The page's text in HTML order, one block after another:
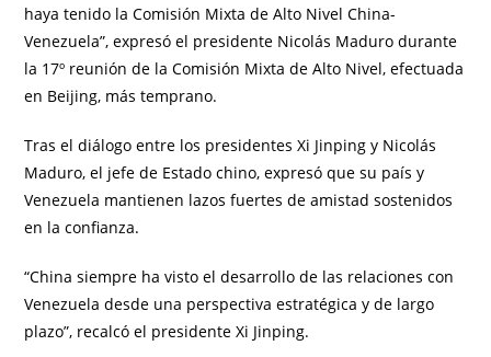
haya tenido la Comisión Mixta de Alto Nivel China-
Venezuela”, expresó el presidente Nicolás Maduro durante
la 17º reunión de la Comisión Mixta de Alto Nivel, efectuada
en Beijing, más temprano.
Tras el diálogo entre los presidentes Xi Jinping y Nicolás
Maduro, el jefe de Estado chino, expresó que su país y
Venezuela mantienen lazos fuertes de amistad sostenidos
en la confianza.
“China siempre ha visto el desarrollo de las relaciones con
Venezuela desde una perspectiva estratégica y de largo
plazo”, recalcó el presidente Xi Jinping.